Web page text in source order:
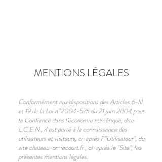
MENTIONS LÉGALES
Conformément aux dispositions des Articles 6-III
et 19 de la Loi n°2004-575du 21 juin 2004 pour
la Confiance dans l’économie numérique, dite
L.C.E.N., il est porté à la connaissance des
utilisateurs et visiteurs, ci-après l""Utilisateur", du
site chateau-omiecourt.fr , ci-après le "Site", les
présentes mentions légales.